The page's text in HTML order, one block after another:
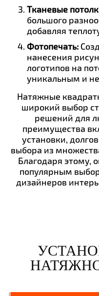
Тканевые
большого
добавляя
Фотопечать:
нанесения
логотипов на
уникальным и
Натяжные
широкий выбор
решений для
преимущества
установки,
выбора из
Благодаря этому,
популярным
дизайнеров